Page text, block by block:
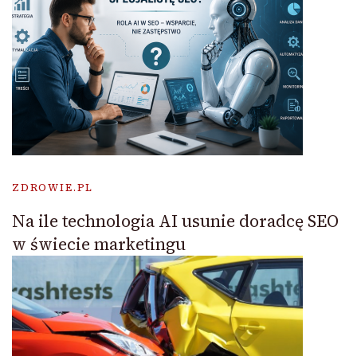
ZDROWIE.PL
Na ile technologia AI usunie doradcę SEO
w świecie marketingu